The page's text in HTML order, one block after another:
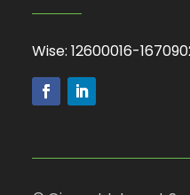
Wise: 12600016-